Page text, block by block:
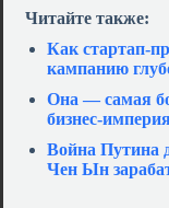
Читайте также:
Как
кампанию
Она — самая
Война Путина
Чен Ын